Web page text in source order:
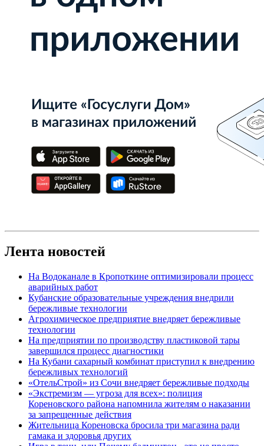
Лента новостей
На Водоканале в Кропоткине оптимизировали процесс
аварийных работ
Кубанские образовательные учреждения внедрили
бережливые технологии
Агрохимическое предприятие внедряет бережливые
технологии
На предприятии по производству пластиковой тары
завершился процесс диагностики
На Кубани сахарный комбинат приступил к внедрению
бережливых технологий
«ОтельСтрой» из Сочи внедряет бережливые подходы
«Экстремизм — угроза для всех»: полиция
Кореновского района напомнила жителям о наказании
за запрещенные действия
Жительница Кореновска бросила три магазина ради
гамака и здоровья других